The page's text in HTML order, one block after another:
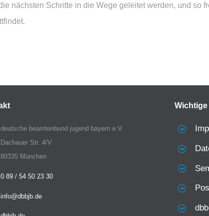
nächsten Schritte in die Wege geleitet werden, und so
deutsche beamtenbund jugend bayern e.V.
Dachauer Str. 4/V
80335 München
0 89 / 54 50 23 30
info@dbbjb.de